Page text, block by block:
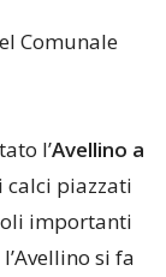
Comunale
l’Avellino a
piazzati
importanti
si fa